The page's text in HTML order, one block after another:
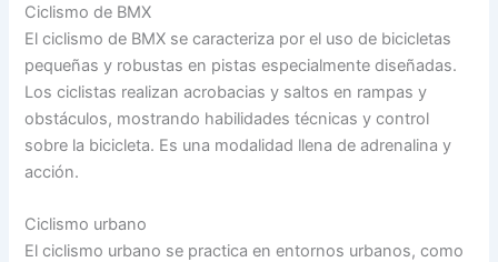
Ciclismo de BMX
El ciclismo de BMX se caracteriza por el uso de bicicletas
pequeñas y robustas en pistas especialmente diseñadas.
Los ciclistas realizan acrobacias y saltos en rampas y
obstáculos, mostrando habilidades técnicas y control
sobre la bicicleta. Es una modalidad llena de adrenalina y
acción.
Ciclismo urbano
El ciclismo urbano se practica en entornos urbanos, como